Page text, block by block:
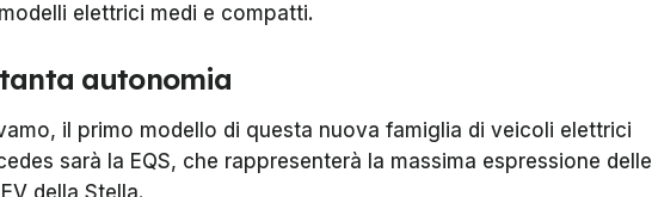
elettrici medi e compatti.
tanta autonomia
il primo modello di questa nuova famiglia di veicoli elettrici
sarà la EQS, che rappresenterà la massima espressione delle
della Stella.